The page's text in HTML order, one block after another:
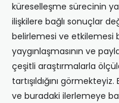
küreselleşme sürecinin
ilişkilere bağlı sonuçlar
belirlemesi ve etkilemesi
yaygınlaşmasının ve
çeşitli araştırmalarla
tartışıldığını
ve buradaki ilerlemeye